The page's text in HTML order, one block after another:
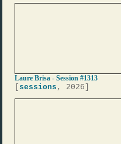
Laure Brisa - Session #1313
sessions , 2026]